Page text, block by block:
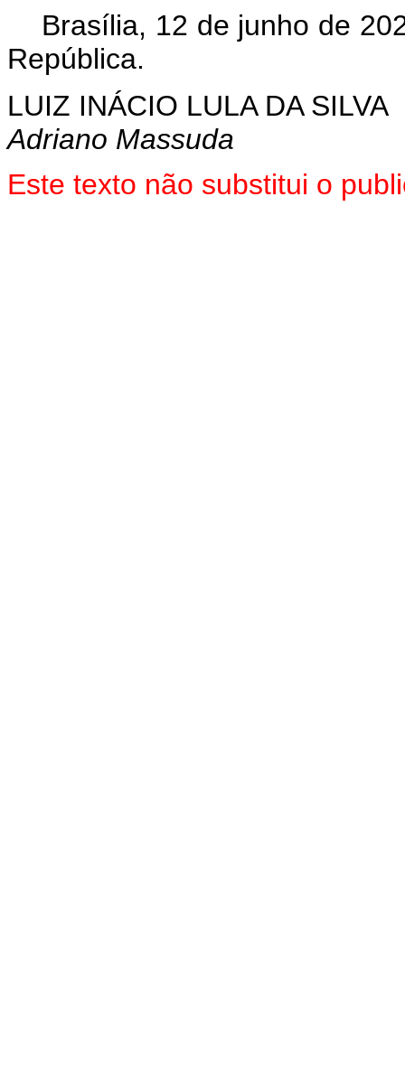
Brasília, 12 de junho de
República.
LUIZ INÁCIO LULA DA SILVA
Adriano Massuda
Este texto não substitui o